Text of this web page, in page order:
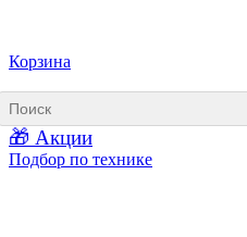
Корзина
🎁 Акции
Подбор по технике